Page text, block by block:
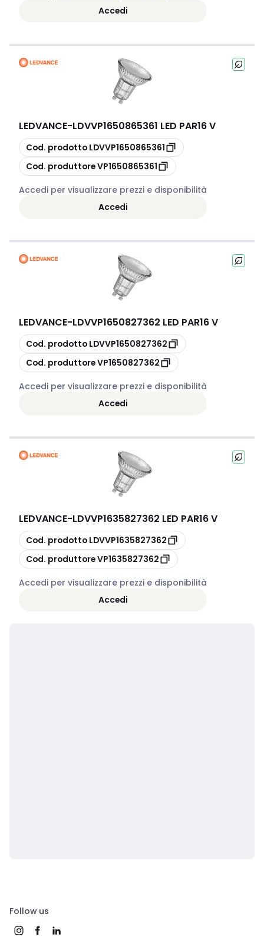
Accedi
LEDVANCE-LDVVP1650865361 LED PAR16 V
copia
Cod. prodotto LDVVP1650865361
copia
Cod. produttoreVP1650865361
Accedi per visualizzare prezzi e disponibilità
Accedi
LEDVANCE-LDVVP1650827362 LED PAR16 V
copia
Cod. prodotto LDVVP1650827362
copia
Cod. produttoreVP1650827362
Accedi per visualizzare prezzi e disponibilità
Accedi
LEDVANCE-LDVVP1635827362 LED PAR16 V
copia
Cod. prodotto LDVVP1635827362
copia
Cod. produttoreVP1635827362
Accedi per visualizzare prezzi e disponibilità
Accedi
Follow us